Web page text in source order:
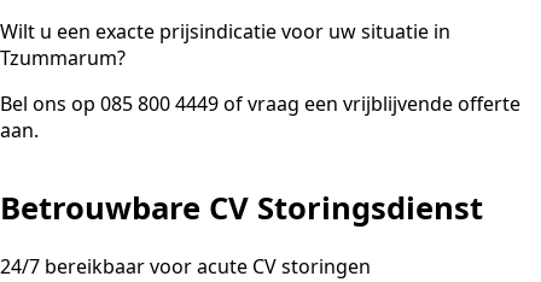
Wilt u een exacte prijsindicatie voor uw situatie in
Tzummarum?
Bel ons op 085 800 4449 of vraag een vrijblijvende offerte
aan.
Betrouwbare CV Storingsdienst
24/7 bereikbaar voor acute CV storingen